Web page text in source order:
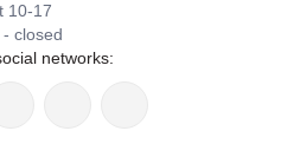
10-17
- closed
networks: